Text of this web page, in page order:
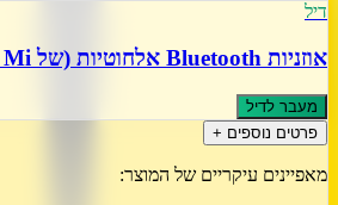
דיל
אוזניות Bluetooth אלחוטיות (של Xiaomi Mi) - לבן
מעבר לדיל
פרטים נוספים +
מאפיינים עיקריים של המוצר: